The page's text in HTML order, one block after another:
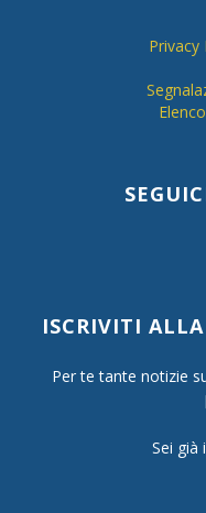
Privacy
ISCRIVITI
Per te tante notizie
Sei già